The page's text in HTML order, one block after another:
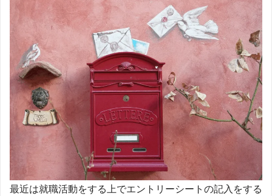
最近は就職活動をする上でエントリーシートの記入をする